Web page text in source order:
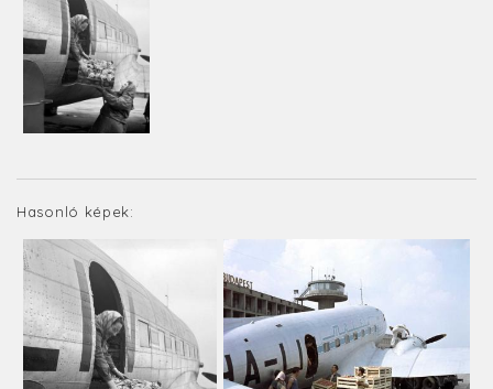
Hasonló képek: